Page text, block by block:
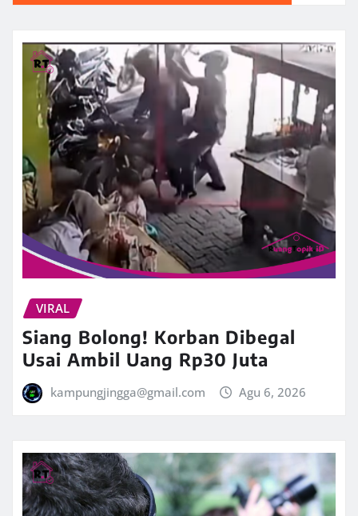
VIRAL
Siang Bolong! Korban Dibegal
Usai Ambil Uang Rp30 Juta
kampungjingga@gmail.com Agu 6, 2026